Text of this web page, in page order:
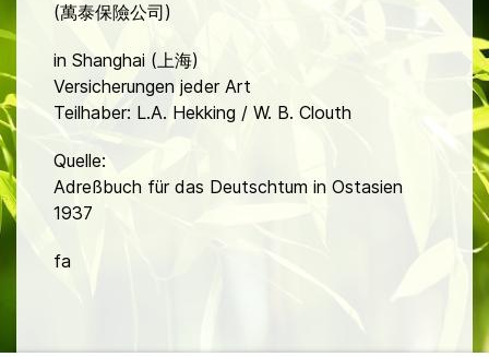
(萬泰保險公司)
in Shanghai (上海)
Versicherungen jeder Art
Teilhaber: L.A. Hekking / W. B. Clouth
Quelle:
Adreßbuch für das Deutschtum in Ostasien
1937
fa